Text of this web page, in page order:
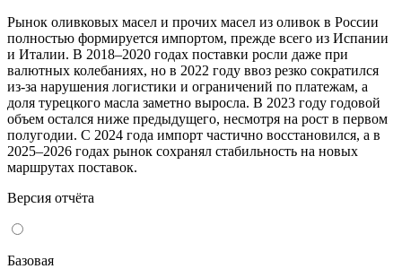
Рынок оливковых масел и прочих масел из оливок в России
полностью формируется импортом, прежде всего из Испании
и Италии. В 2018–2020 годах поставки росли даже при
валютных колебаниях, но в 2022 году ввоз резко сократился
из-за нарушения логистики и ограничений по платежам, а
доля турецкого масла заметно выросла. В 2023 году годовой
объем остался ниже предыдущего, несмотря на рост в первом
полугодии. С 2024 года импорт частично восстановился, а в
2025–2026 годах рынок сохранял стабильность на новых
маршрутах поставок.
Версия отчёта
Базовая